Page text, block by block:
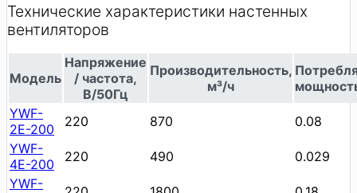
Технические характеристики настенных
вентиляторов
Модель
Напряжение
/ частота,
В/50Гц
Производительность,
м³/ч
YWF-
2E-200
220 870
0.08
YWF-
4E-200
220 490
0.029
YWF-